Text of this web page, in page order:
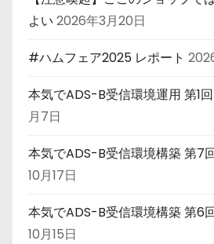
よい 2026年3月20日
#ハムフェア2025 レポート
本気でADS-B受信環境運用 第1
月7日
本気でADS-B受信環境構築 第7
10月17日
本気でADS-B受信環境構築 第6
10月15日